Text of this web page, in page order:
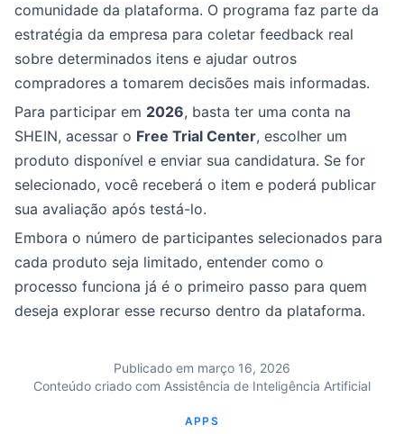
comunidade da plataforma. O programa faz parte da
estratégia da empresa para coletar feedback real
sobre determinados itens e ajudar outros
compradores a tomarem decisões mais informadas.
Para participar em 2026, basta ter uma conta na
SHEIN, acessar o Free Trial Center, escolher um
produto disponível e enviar sua candidatura. Se for
selecionado, você receberá o item e poderá publicar
sua avaliação após testá-lo.
Embora o número de participantes selecionados para
cada produto seja limitado, entender como o
processo funciona já é o primeiro passo para quem
deseja explorar esse recurso dentro da plataforma.
Publicado em março 16, 2026
Conteúdo criado com Assistência de Inteligência Artificial
APPS